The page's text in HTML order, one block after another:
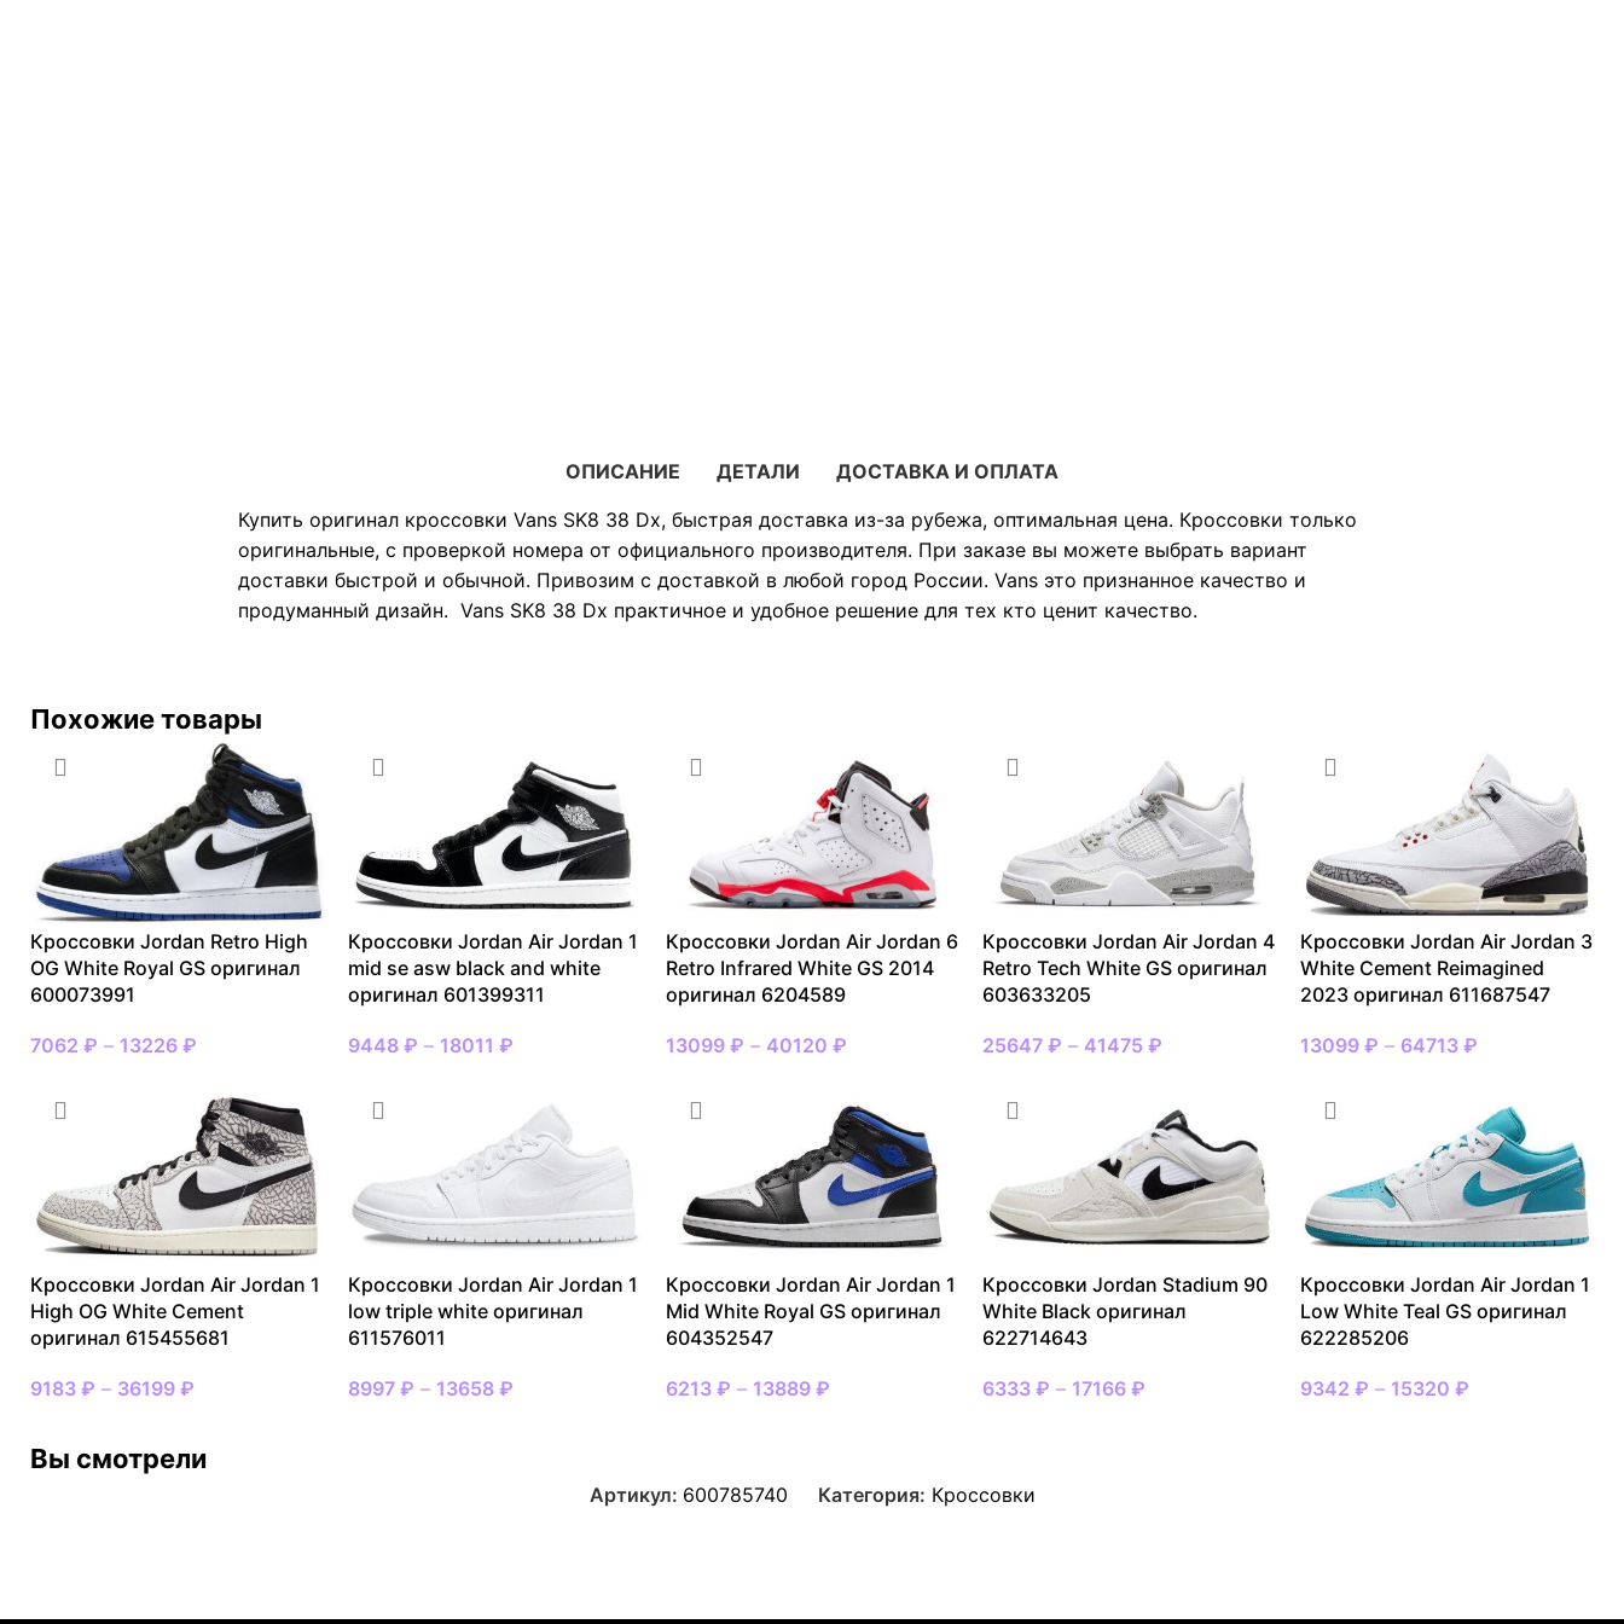
ОПИСАНИЕ ДЕТАЛИ
ДОСТАВКА И ОПЛАТА
Купить оригинал кроссовки Vans SK8 38 Dx, быстрая доставка из-за рубежа, оптимальная цена. Кроссовки только
оригинальные, с проверкой номера от официального производителя. При заказе вы можете выбрать вариант
доставки быстрой и обычной. Привозим с доставкой в любой город России. Vans это признанное качество и
продуманный дизайн. Vans SK8 38 Dx практичное и удобное решение для тех кто ценит качество.
Похожие товары
Кроссовки Jordan Retro High
OG White Royal GS оригинал
600073991
7062 ₽ – 13226 ₽
Кроссовки Jordan Air Jordan 1
mid se asw black and white
оригинал 601399311
9448 ₽ – 18011 ₽
Кроссовки Jordan Air Jordan 6
Retro Infrared White GS 2014
оригинал 6204589
13099 ₽ – 40120 ₽
Кроссовки Jordan Air Jordan 4
Retro Tech White GS оригинал
603633205
25647₽ – 41475₽
Кроссовки Jordan Air Jordan 3
White Cement Reimagined
2023 оригинал 611687547
13099₽ – 64713₽
Кроссовки Jordan Air Jordan 1
High OG White Cement
оригинал 615455681
9183 ₽ – 36199 ₽
Кроссовки Jordan Air Jordan 1
low triple white оригинал
611576011
8997 ₽ – 13658 ₽
Кроссовки Jordan Air Jordan 1
Mid White Royal GS оригинал
604352547
6213 ₽ – 13889 ₽
Кроссовки Jordan Stadium 90
White Black оригинал
622714643
6333₽ – 17166₽
Кроссовки Jordan Air Jordan 1
Low White Teal GS оригинал
622285206
9342₽ – 15320₽
Вы смотрели
Артикул: 600785740 Категория: Кроссовки